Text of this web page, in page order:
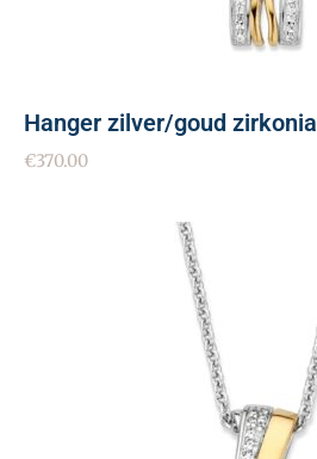
Hanger zilver/goud zirkonia
€370.00